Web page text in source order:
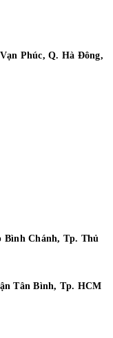
Phúc, Q. Hà Đông,
Bình Chánh, Tp. Thủ
Tân Bình, Tp. HCM